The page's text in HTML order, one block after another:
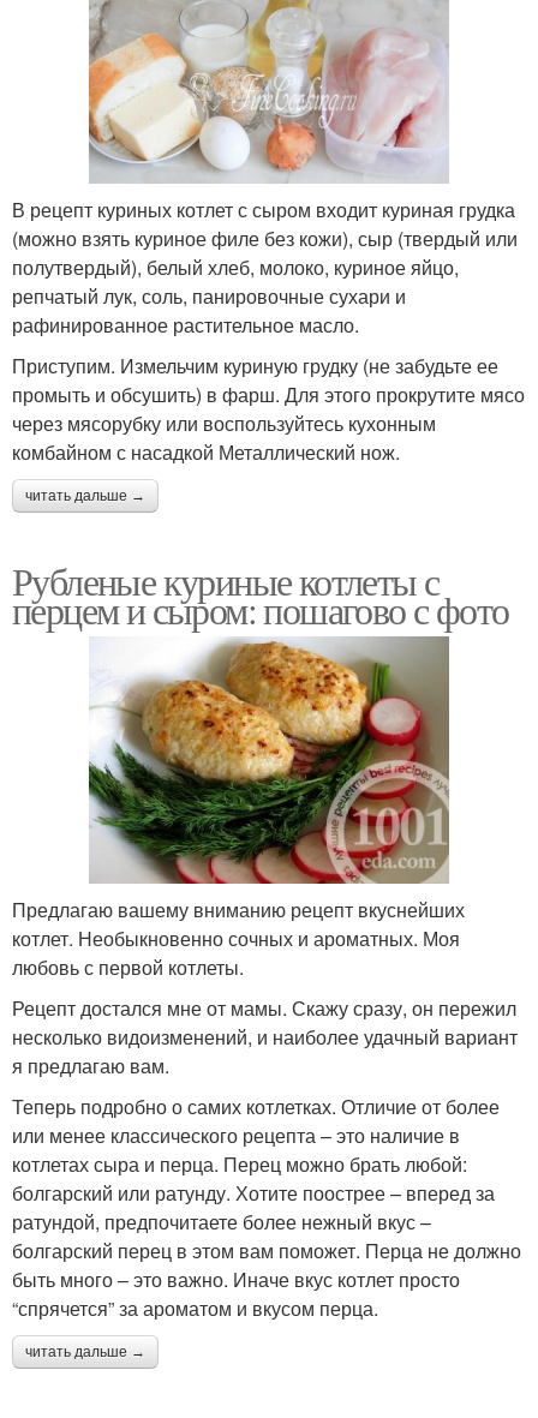
В рецепт куриных котлет с сыром входит куриная грудка
(можно взять куриное филе без кожи), сыр (твердый или
полутвердый), белый хлеб, молоко, куриное яйцо,
репчатый лук, соль, панировочные сухари и
рафинированное растительное масло.
Приступим. Измельчим куриную грудку (не забудьте ее
промыть и обсушить) в фарш. Для этого прокрутите мясо
через мясорубку или воспользуйтесь кухонным
комбайном с насадкой Металлический нож.
читать дальше →
Рубленые куриные котлеты с
перцем и сыром: пошагово с фото
Предлагаю вашему вниманию рецепт вкуснейших
котлет. Необыкновенно сочных и ароматных. Моя
любовь с первой котлеты.
Рецепт достался мне от мамы. Скажу сразу, он пережил
несколько видоизменений, и наиболее удачный вариант
я предлагаю вам.
Теперь подробно о самих котлетках. Отличие от более
или менее классического рецепта – это наличие в
котлетах сыра и перца. Перец можно брать любой:
болгарский или ратунду. Хотите поострее – вперед за
ратундой, предпочитаете более нежный вкус –
болгарский перец в этом вам поможет. Перца не должно
быть много – это важно. Иначе вкус котлет просто
“спрячется” за ароматом и вкусом перца.
читать дальше →